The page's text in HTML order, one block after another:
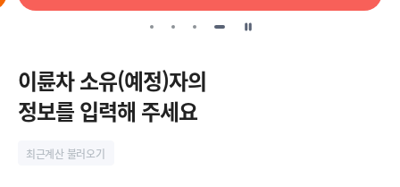
이륜차 소유(예정)자의
정보를 입력해 주세요
최근계산 불러오기